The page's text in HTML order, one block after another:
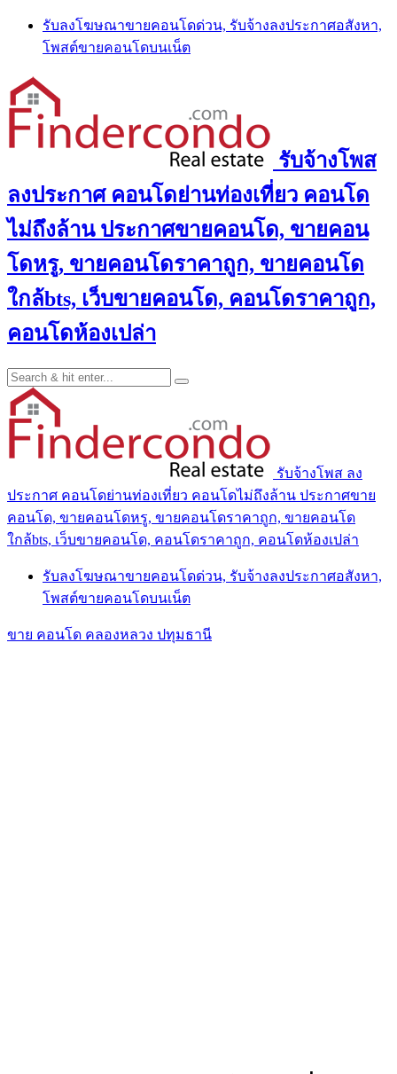
Skip
content
รับลงโฆษณาขายคอนโดด่วน, รับจ้างลงประกาศอสังหา,
โพสต์ขายคอนโดบนเน็ต
รับจ้างโพส
ลงประกาศ คอนโดย่านท่องเที่ยว คอนโด
ไม่ถึงล้าน ประกาศขายคอนโด, ขายคอน
โดหรู, ขายคอนโดราคาถูก, ขายคอนโด
ใกล้bts, เว็บขายคอนโด, คอนโดราคาถูก,
คอนโดห้องเปล่า
รับจ้างโพส ลง
ประกาศ คอนโดย่านท่องเที่ยว คอนโดไม่ถึงล้าน ประกาศขาย
คอนโด, ขายคอนโดหรู, ขายคอนโดราคาถูก, ขายคอนโด
ใกล้bts, เว็บขายคอนโด, คอนโดราคาถูก, คอนโดห้องเปล่า
รับลงโฆษณาขายคอนโดด่วน, รับจ้างลงประกาศอสังหา,
โพสต์ขายคอนโดบนเน็ต
ขาย คอนโด คลองหลวง ปทุมธานี